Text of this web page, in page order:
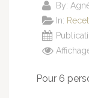
By:
In:
Pour 6